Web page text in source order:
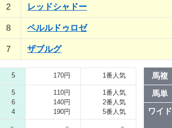
2 レッドシャドー
8 ペルルドゥロゼ
7 ザブルグ
5 170円 1番人気
5
6
4
110円
140円
190円
1番人気
2番人気
5番人気
馬複
馬単
ワイド